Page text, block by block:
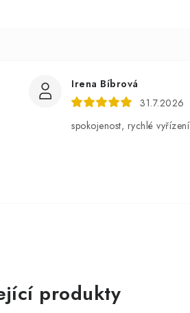
Irena Bíbrová
31.7.2026
spokojenost, rychlé vyřízení
produkty